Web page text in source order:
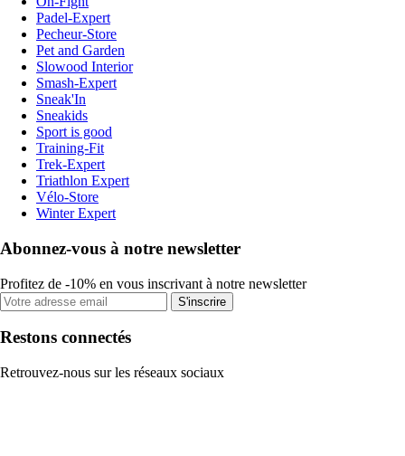
Padel-Expert
Pecheur-Store
Pet and Garden
Slowood Interior
Smash-Expert
Sneak'In
Sneakids
Sport is good
Training-Fit
Trek-Expert
Triathlon Expert
Vélo-Store
Winter Expert
Abonnez-vous à notre newsletter
Profitez de -10% en vous inscrivant à notre newsletter
S'inscrire
Restons connectés
Retrouvez-nous sur les réseaux sociaux